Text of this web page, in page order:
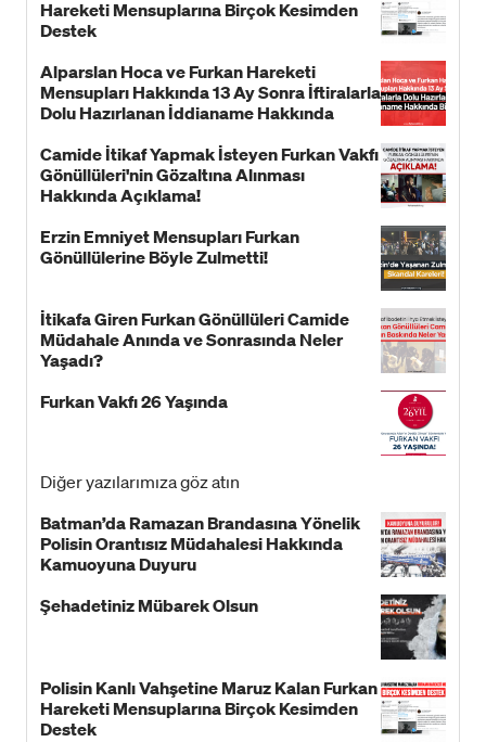
Hareketi Mensuplarına Birçok Kesimden
Destek
Alparslan Hoca ve Furkan Hareketi
Mensupları Hakkında 13 Ay Sonra İftiralarla
Dolu Hazırlanan İddianame Hakkında
Camide İtikaf Yapmak İsteyen Furkan Vakfı
Gönüllüleri'nin Gözaltına Alınması
Hakkında Açıklama!
Erzin Emniyet Mensupları Furkan
Gönüllülerine Böyle Zulmetti!
İtikafa Giren Furkan Gönüllüleri Camide
Müdahale Anında ve Sonrasında Neler
Yaşadı?
Furkan Vakfı 26 Yaşında
Diğer yazılarımıza göz atın
Batman’da Ramazan Brandasına Yönelik
Polisin Orantısız Müdahalesi Hakkında
Kamuoyuna Duyuru
Şehadetiniz Mübarek Olsun
Polisin Kanlı Vahşetine Maruz Kalan Furkan
Hareketi Mensuplarına Birçok Kesimden
Destek